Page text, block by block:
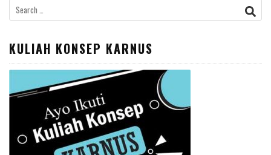
Search
for:
KULIAH KONSEP KARNUS